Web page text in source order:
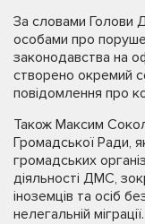
За словами Голови
особами про
законодавства на
створено окремий
повідомлення про
Також Максим
Громадської Ради,
громадських
діяльності ДМС,
іноземців та осіб
нелегальній міграції.